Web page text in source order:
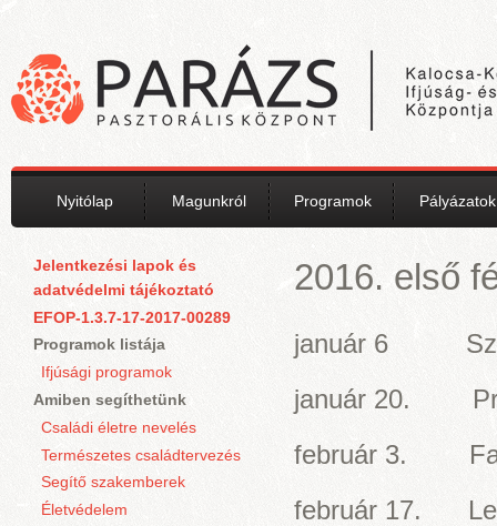
Nyitólap Magunkról Programok Pályázatok
Jelentkezési lapok és
adatvédelmi tájékoztató
EFOP-1.3.7-17-2017-00289
Programok listája
Ifjúsági programok
Amiben segíthetünk
Családi életre nevelés
Természetes családtervezés
Segítő szakemberek
Életvédelem
2016. első
január 6
január 20.
február 3.
február 17.